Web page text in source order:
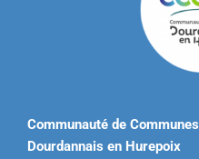
Communauté de Communes
Dourdannais en Hurepoix